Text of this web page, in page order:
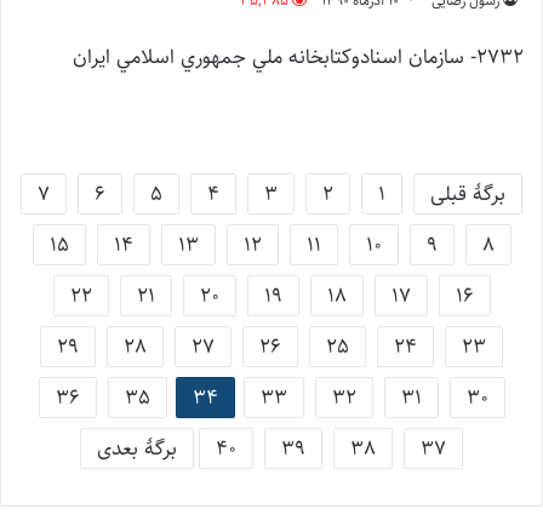
۲۷۳۲- سازمان اسنادوكتابخانه ملي جمهوري اسلامي ايران
برگهٔ قبلی 1
2
3
4
5
6
7
8
9
10
11
12
13
14
15
16
17
18
19
20
21
22
23
24
25
26
27
28
29
30
31
32
33
34
35
36
37
38
39
40 برگهٔ بعدی